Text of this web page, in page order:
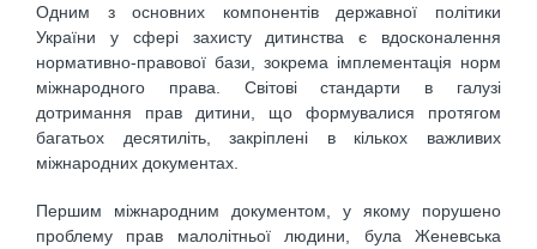
Одним з основних компонентів державної політики
України у сфері захисту дитинства є вдосконалення
нормативно-правової бази, зокрема імплементація норм
міжнародного права. Світові стандарти в галузі
дотримання прав дитини, що формувалися протягом
багатьох десятиліть, закріплені в кількох важливих
міжнародних документах.
Першим міжнародним документом, у якому порушено
проблему прав малолітньої людини, була Женевська